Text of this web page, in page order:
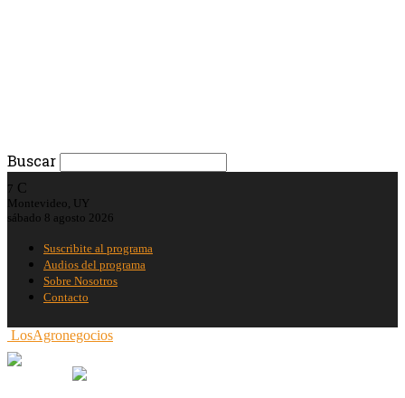
Buscar
7 C
Montevideo, UY
sábado 8 agosto 2026
Suscribite al programa
Audios del programa
Sobre Nosotros
Contacto
LosAgronegocios